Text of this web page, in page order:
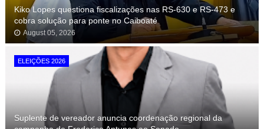
Kiko Lopes questiona fiscalizações nas RS-630 e RS-473 e
cobra solução para ponte no Caiboaté
August 05, 2026
ELEIÇÕES 2026
Suplente de vereador anuncia coordenação regional da